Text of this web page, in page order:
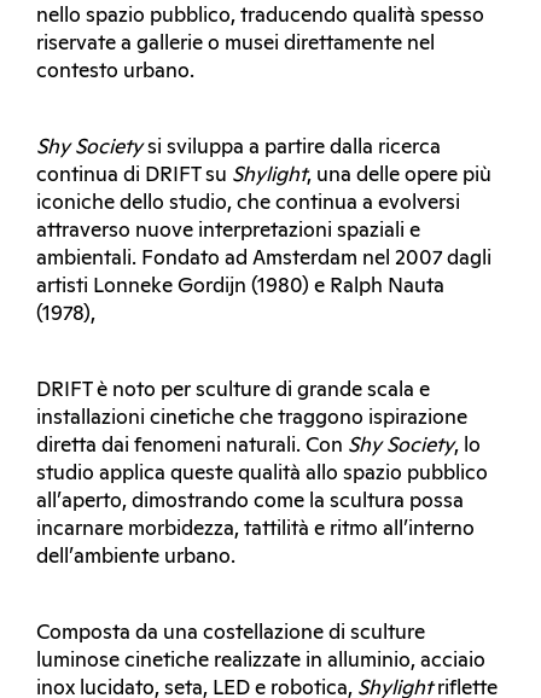
nello spazio pubblico, traducendo qualità spesso
riservate a gallerie o musei direttamente nel
contesto urbano.
Shy Societysi sviluppa a partire dalla ricerca
continua di DRIFT su Shylight, una delle opere più
iconiche dello studio, che continua a evolversi
attraverso nuove interpretazioni spaziali e
ambientali. Fondato ad Amsterdam nel 2007 dagli
artisti Lonneke Gordijn (1980) e Ralph Nauta
(1978),
DRIFT è noto per sculture di grande scala e
installazioni cinetiche che traggono ispirazione
diretta dai fenomeni naturali. Con Shy Society, lo
studio applica queste qualità allo spazio pubblico
all’aperto, dimostrando come la scultura possa
incarnare morbidezza, tattilità e ritmo all’interno
dell’ambiente urbano.
Composta da una costellazione di sculture
luminose cinetiche realizzate in alluminio, acciaio
inox lucidato, seta, LED e robotica, Shylightriflette